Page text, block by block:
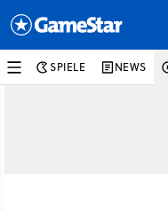
SPIELE NEWS